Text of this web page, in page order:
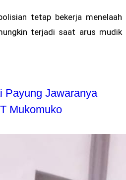
tetap bekerja menelaah
terjadi saat arus mudik
Payung Jawaranya
Mukomuko